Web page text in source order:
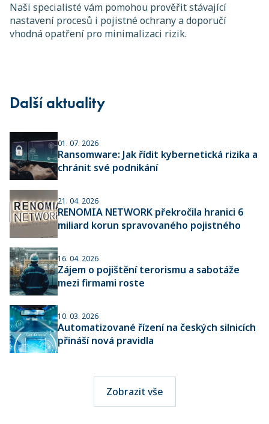
Naši specialisté vám pomohou prověřit stávající
nastavení procesů i pojistné ochrany a doporučí
vhodná opatření pro minimalizaci rizik.
Další aktuality
01. 07. 2026
Ransomware: Jak řídit kybernetická rizika a
chránit své podnikání
21. 04. 2026
RENOMIA NETWORK překročila hranici 6
miliard korun spravovaného pojistného
16. 04. 2026
Zájem o pojištění terorismu a sabotáže
mezi firmami roste
10. 03. 2026
Automatizované řízení na českých silnicích
přináší nová pravidla
Zobrazit vše